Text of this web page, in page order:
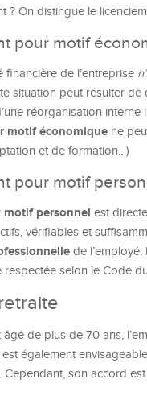
? On distingue le
pour motif
financière de l’entreprise
situation peut résulter
réorganisation
motif économique ne
et de formation…)
pour motif
motif personnel est
vérifiables et
de
selon le Code
de plus de 70 ans,
est également
Cependant, son accord